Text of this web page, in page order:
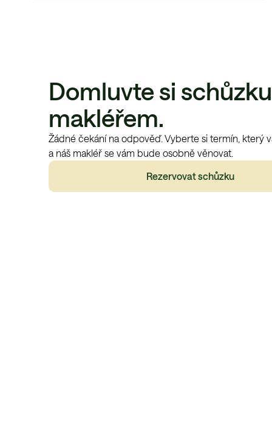
Domluvte si
makléřem.
Žádné čekání na odpověď. Vyberte si termín, který
a náš makléř se vám bude osobně věnovat.
Rezervovat schůzku